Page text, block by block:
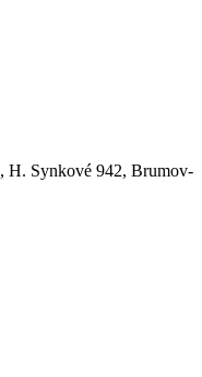
, H. Synkové 942, Brumov-